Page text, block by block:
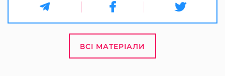
ВСІ МАТЕРІАЛИ